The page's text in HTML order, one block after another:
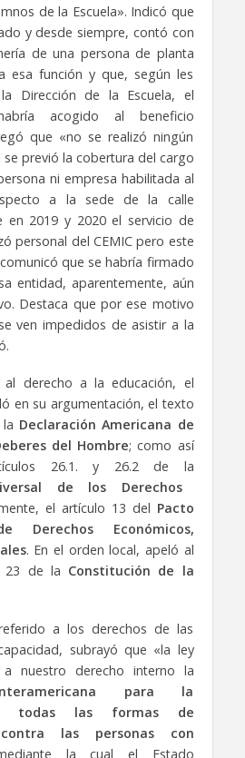
de la Escuela». Indicó que
y desde siempre, contó con
de una persona de planta
esa función y que, según les
Dirección de la Escuela, el
acogido al beneficio
que «no se realizó ningún
previó la cobertura del cargo
ni empresa habilitada al
a la sede de la calle
en 2019 y 2020 el servicio de
personal del CEMIC pero este
que se habría firmado
entidad, aparentemente, aún
Destaca que por ese motivo
ven impedidos de asistir a la
derecho a la educación, el
en su argumentación, el texto
Declaración Americana de
del Hombre; como así
26.1. y 26.2 de la
de los Derechos
el artículo 13 del Pacto
Derechos Económicos,
. En el orden local, apeló al
23 de la Constitución de la
a los derechos de las
subrayó que «la ley
a nuestro derecho interno la
para la
todas las formas de
contra las personas con
la cual el Estado